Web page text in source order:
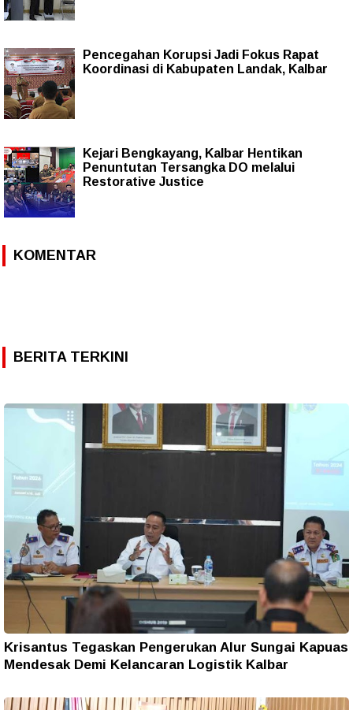
Pencegahan Korupsi Jadi Fokus Rapat
Koordinasi di Kabupaten Landak, Kalbar
Kejari Bengkayang, Kalbar Hentikan
Penuntutan Tersangka DO melalui
Restorative Justice
KOMENTAR
BERITA TERKINI
Krisantus Tegaskan Pengerukan Alur Sungai Kapuas
Mendesak Demi Kelancaran Logistik Kalbar